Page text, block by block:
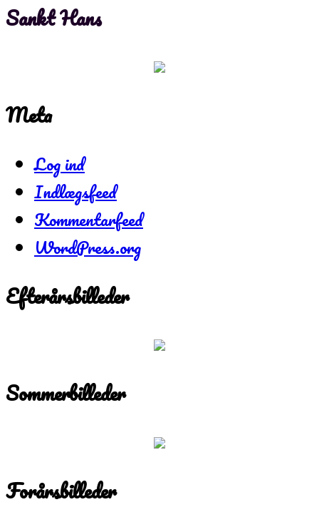
Sankt Hans
Meta
Log ind
Indlægsfeed
Kommentarfeed
WordPress.org
Efterårsbilleder
Sommerbilleder
Forårsbilleder